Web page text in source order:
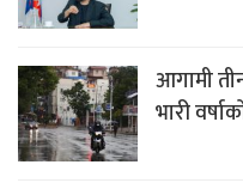
आगामी
भारी